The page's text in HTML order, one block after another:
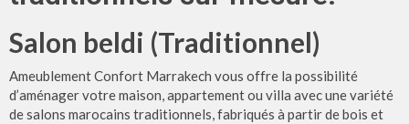
Salon beldi (Traditionnel)
Ameublement Confort Marrakech vous offre la possibilité
d’aménager votre maison, appartement ou villa avec une variété
de salons marocains traditionnels, fabriqués à partir de bois et